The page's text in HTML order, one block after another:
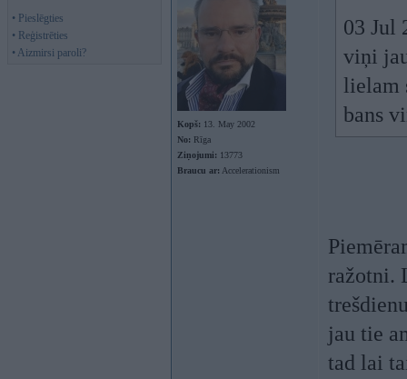
• Pieslēgties
• Reģistrēties
• Aizmirsi paroli?
Kopš: 13. May 2002
No: Rīga
Ziņojumi: 13773
Braucu ar: Accelerationism
03 Jul
viņi
lielam
bans
ražotni.
jau tie
tad lai